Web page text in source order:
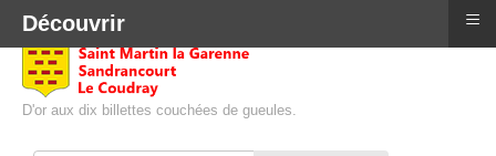
D'or aux dix billettes couchées de gueules.
Découvrir ≡